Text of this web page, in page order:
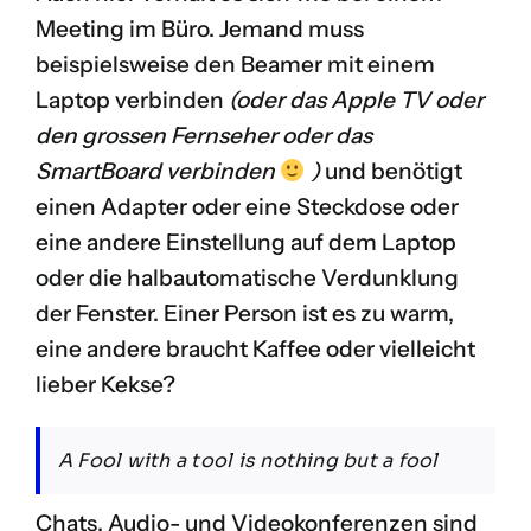
Meeting im Büro. Jemand muss
beispielsweise den Beamer mit einem
Laptop verbinden (oder das Apple TV oder
den grossen Fernseher oder das
SmartBoard verbinden
)und benötigt
einen Adapter oder eine Steckdose oder
eine andere Einstellung auf dem Laptop
oder die halbautomatische Verdunklung
der Fenster. Einer Person ist es zu warm,
eine andere braucht Kaffee oder vielleicht
lieber Kekse?
A Fool with a tool is nothing but a fool
Chats, Audio- und Videokonferenzen sind